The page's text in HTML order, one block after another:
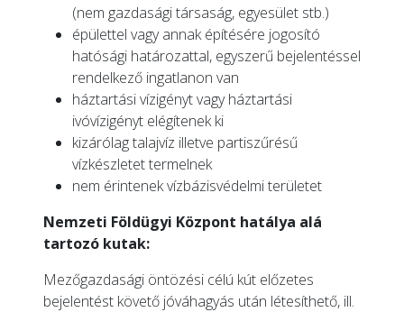
(nem gazdasági társaság, egyesület stb.)
épülettel vagy annak építésére jogosító
hatósági határozattal, egyszerű bejelentéssel
rendelkező ingatlanon van
háztartási vízigényt vagy háztartási
ivóvízigényt elégítenek ki
kizárólag talajvíz illetve partiszűrésű
vízkészletet termelnek
nem érintenek vízbázisvédelmi területet
Nemzeti Földügyi Központ hatálya alá
tartozó kutak:
Mezőgazdasági öntözési célú kút előzetes
bejelentést követő jóváhagyás után létesíthető, ill.